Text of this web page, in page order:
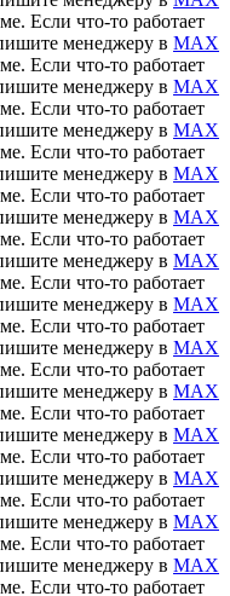
Если что-то работает
менеджеру в MAX
Если что-то работает
менеджеру в MAX
Если что-то работает
менеджеру в MAX
Если что-то работает
менеджеру в MAX
Если что-то работает
менеджеру в MAX
Если что-то работает
менеджеру в MAX
Если что-то работает
менеджеру в MAX
Если что-то работает
менеджеру в MAX
Если что-то работает
менеджеру в MAX
Если что-то работает
менеджеру в MAX
Если что-то работает
менеджеру в MAX
Если что-то работает
менеджеру в MAX
Если что-то работает
менеджеру в MAX
Если что-то работает